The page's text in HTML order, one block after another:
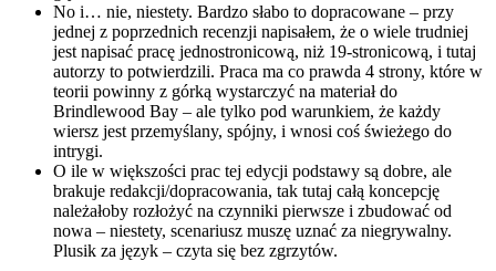
No i… nie, niestety. Bardzo słabo to dopracowane – przy
jednej z poprzednich recenzji napisałem, że o wiele trudniej
jest napisać pracę jednostronicową, niż 19-stronicową, i tutaj
autorzy to potwierdzili. Praca ma co prawda 4 strony, które w
teorii powinny z górką wystarczyć na materiał do
Brindlewood Bay – ale tylko pod warunkiem, że każdy
wiersz jest przemyślany, spójny, i wnosi coś świeżego do
intrygi.
O ile w większości prac tej edycji podstawy są dobre, ale
brakuje redakcji/dopracowania, tak tutaj całą koncepcję
należałoby rozłożyć na czynniki pierwsze i zbudować od
nowa – niestety, scenariusz muszę uznać za niegrywalny.
Plusik za język – czyta się bez zgrzytów.